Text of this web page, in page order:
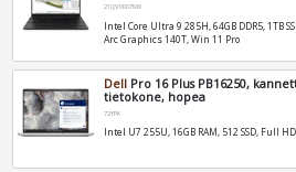
21QV0007MX
Intel Core Ultra 9 285H, 64GB DDR5, 1TB
Arc Graphics 140T, Win 11 Pro
Dell Pro 16 Plus PB16250,
tietokone, hopea
72YPK
Intel U7 255U, 16GB RAM, 512 SSD, Full